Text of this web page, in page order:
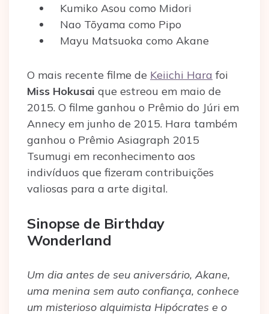
Kumiko Asou como Midori
Nao Tōyama como Pipo
Mayu Matsuoka como Akane
O mais recente filme de Keiichi Hara foi
Miss Hokusai que estreou em maio de
2015. O filme ganhou o Prêmio do Júri em
Annecy em junho de 2015. Hara também
ganhou o Prêmio Asiagraph 2015
Tsumugi em reconhecimento aos
indivíduos que fizeram contribuições
valiosas para a arte digital.
Sinopse de Birthday
Wonderland
Um dia antes de seu aniversário, Akane,
uma menina sem auto confiança, conhece
um misterioso alquimista Hipócrates e o